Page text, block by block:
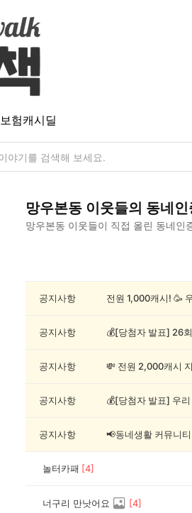
보험캐시딜
망우본동 이웃들의 동네
망우본동 이웃들이 직접 올린 동네인
본
록
공지사항
공지사항
공지사항
공지사항
공지사항 📢동네생활 커뮤니
놀터카패 [4]
너구리 만낫어요 [4]